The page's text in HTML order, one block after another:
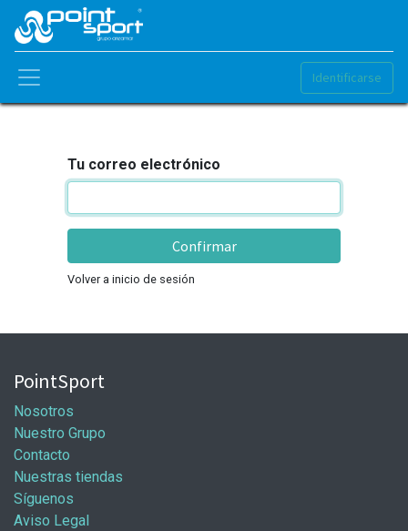
Identificarse
Tu correo electrónico
Confirmar
Volver a inicio de sesión
PointSport
Nosotros
Nuestro Grupo
Contacto
Nuestras tiendas
Síguenos
Aviso Legal